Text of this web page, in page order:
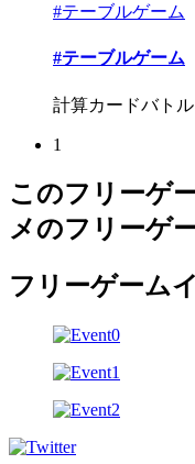
#テーブルゲーム
#テーブルゲーム
計算カードバトル
1
このフリーゲ
メのフリーゲ
フリーゲーム